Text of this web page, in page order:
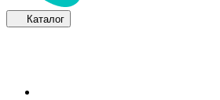
Каталог